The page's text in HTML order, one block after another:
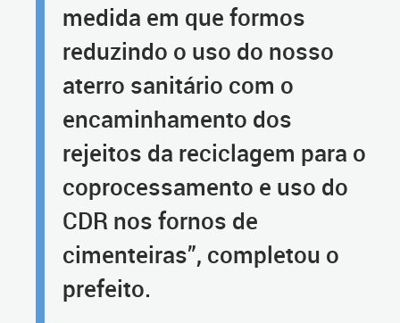
medida em que formos
reduzindo o uso do nosso
aterro sanitário com o
encaminhamento dos
rejeitos da reciclagem para o
coprocessamento e uso do
CDR nos fornos de
cimenteiras”, completou o
prefeito.